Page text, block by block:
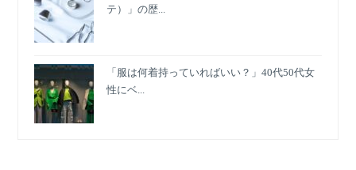
テ）」の歴...
「服は何着持っていればいい？」40代50代女
性にベ...